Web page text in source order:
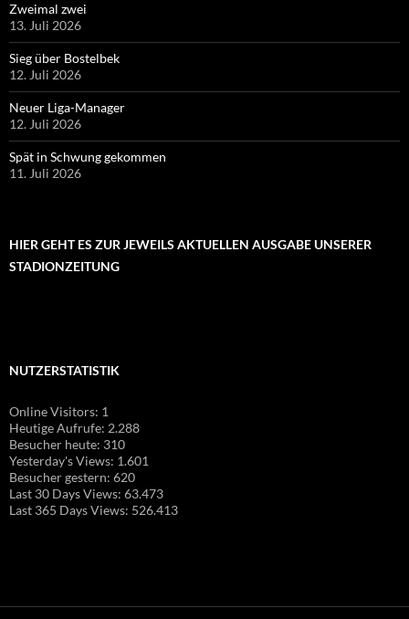
Zweimal zwei
13. Juli 2026
Sieg über Bostelbek
12. Juli 2026
Neuer Liga-Manager
12. Juli 2026
Spät in Schwung gekommen
11. Juli 2026
HIER GEHT ES ZUR JEWEILS AKTUELLEN AUSGABE UNSERER
STADIONZEITUNG
NUTZERSTATISTIK
Online Visitors: 1
Heutige Aufrufe: 2.288
Besucher heute: 310
Yesterday's Views: 1.601
Besucher gestern: 620
Last 30 Days Views: 63.473
Last 365 Days Views: 526.413